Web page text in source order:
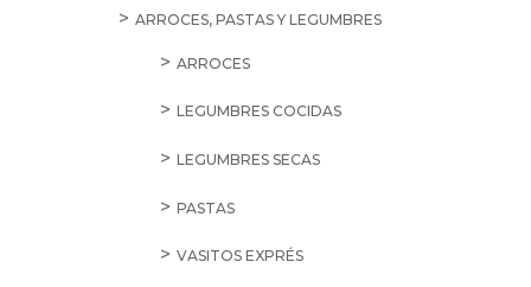
ARROCES, PASTAS Y LEGUMBRES
ARROCES
LEGUMBRES COCIDAS
LEGUMBRES SECAS
PASTAS
VASITOS EXPRÉS